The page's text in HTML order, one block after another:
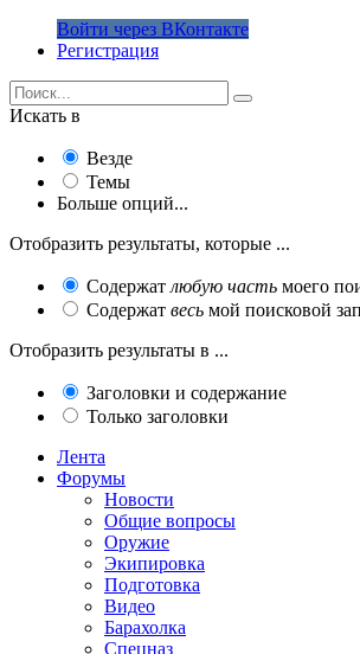
Войти через ВКонтакте
Регистрация
Искать в
Везде
Темы
Больше опций...
Отобразить результаты, которые ...
Содержат любую часть моего
Содержат весь мой поисковой
Отобразить результаты в ...
Заголовки и содержание
Только заголовки
Лента
Форумы
Новости
Общие вопросы
Оружие
Экипировка
Подготовка
Видео
Барахолка
Спецназ